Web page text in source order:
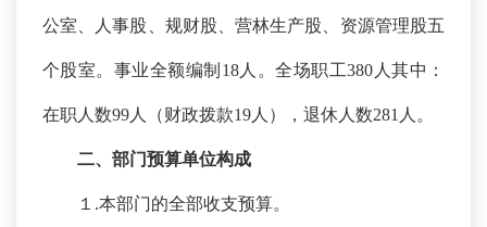
公室、人事股、规财股、营林生产股、资源管理股五
个股室。事业全额编制 18人。全场职工380 人其中：
在职人数99人（财政拨款19人）， 退休人数281 人。
二、 部门预算单位构成
１ .本部门的全部收支预算。